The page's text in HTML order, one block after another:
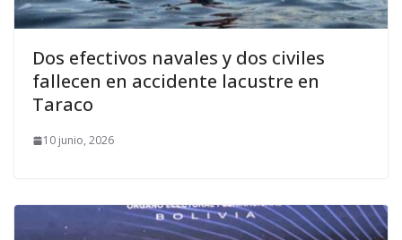
Dos efectivos navales y dos civiles
fallecen en accidente lacustre en
Taraco
10 junio, 2026